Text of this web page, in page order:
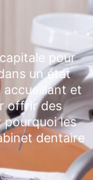
pour
un état
et
offrir des
pourquoi les
dentaire